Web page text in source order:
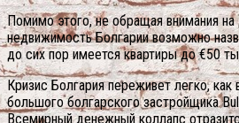
Помимо этого, не обращая внимания
недвижимость Болгарии возможно
до сих пор имеется квартиры до €50
Кризис Болгария переживет легко,
большого болгарского застройщика
Всемирный денежный коллапс